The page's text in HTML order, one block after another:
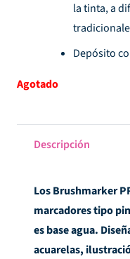
la tinta, a
Depósito
Agotado
Descripción
Los Brushmarker
marcadores tipo
es base agua.
acuarelas,